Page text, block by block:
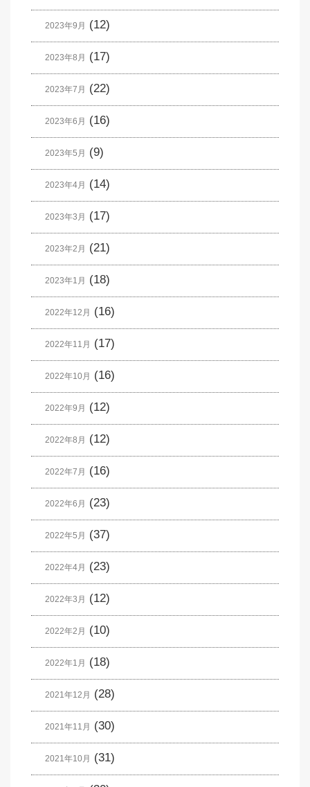
2023年9月 (12)
2023年8月 (17)
2023年7月 (22)
2023年6月 (16)
2023年5月 (9)
2023年4月 (14)
2023年3月 (17)
2023年2月 (21)
2023年1月 (18)
2022年12月 (16)
2022年11月 (17)
2022年10月 (16)
2022年9月 (12)
2022年8月 (12)
2022年7月 (16)
2022年6月 (23)
2022年5月 (37)
2022年4月 (23)
2022年3月 (12)
2022年2月 (10)
2022年1月 (18)
2021年12月 (28)
2021年11月 (30)
2021年10月 (31)